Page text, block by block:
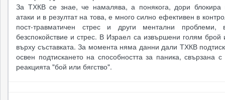
За ТХКВ се знае, че намалява, а понякога, дори блокира
атаки и в резултат на това, е много силно ефективен в
пост-травматичен стрес и други ментални проблеми,
безспокойствие и стрес. В Израел са извършени голям брой
върху съставката. За момента няма данни дали ТХКВ
освен подтискането на способността за паника, свързана
реакцията "бой или бягство".